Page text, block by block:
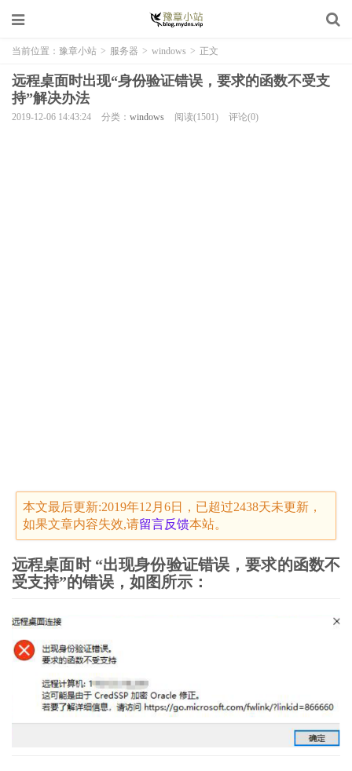
当前位置： 豫章小站 > 服务器 > windows > 正文
远程桌面时出现“身份验证错误，要求的函数不受支
持”解决办法
2019-12-06 14:43:24 分类： windows 阅读(1501) 评论(0)
本文最后更新:2019年12月6日，已超过2438天未更新，
如果文章内容失效,请留言反馈本站。
远程桌面时 “出现身份验证错误，要求的函数不
受支持”的错误，如图所示：